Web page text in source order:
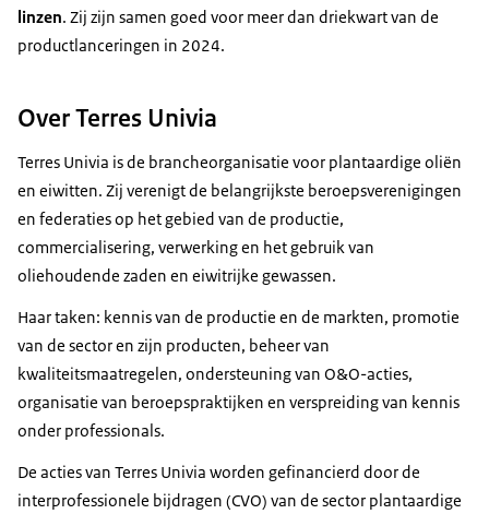
linzen. Zij zijn samen goed voor meer dan driekwart van de
productlanceringen in 2024.
Over Terres Univia
Terres Univia is de brancheorganisatie voor plantaardige oliën
en eiwitten. Zij verenigt de belangrijkste beroepsverenigingen
en federaties op het gebied van de productie,
commercialisering, verwerking en het gebruik van
oliehoudende zaden en eiwitrijke gewassen.
Haar taken: kennis van de productie en de markten, promotie
van de sector en zijn producten, beheer van
kwaliteitsmaatregelen, ondersteuning van O&O-acties,
organisatie van beroepspraktijken en verspreiding van kennis
onder professionals.
De acties van Terres Univia worden gefinancierd door de
interprofessionele bijdragen (CVO) van de sector plantaardige